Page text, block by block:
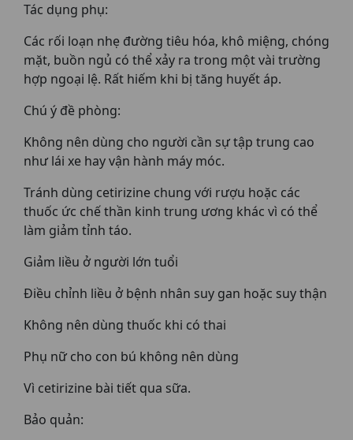
Tác dụng phụ:
Các rối loạn nhẹ đường tiêu hóa, khô miệng, chóng
mặt, buồn ngủ có thể xảy ra trong một vài trường
hợp ngoại lệ. Rất hiếm khi bị tăng huyết áp.
Chú ý đề phòng:
Không nên dùng cho người cần sự tập trung cao
như lái xe hay vận hành máy móc.
Tránh dùng cetirizine chung với rượu hoặc các
thuốc ức chế thần kinh trung ương khác vì có thể
làm giảm tỉnh táo.
Giảm liều ở người lớn tuổi
Điều chỉnh liều ở bệnh nhân suy gan hoặc suy thận
Không nên dùng thuốc khi có thai
Phụ nữ cho con bú không nên dùng
Vì cetirizine bài tiết qua sữa.
Bảo quản: